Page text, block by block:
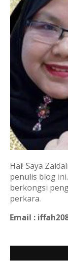
Hai! Saya
penulis blog
berkongsi
perkara.
Email :